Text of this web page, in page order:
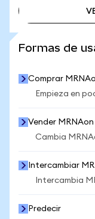
Formas de
Comprar
Empieza en
Vender MRNAon
Cambia
Intercambiar
Intercambia
Predecir